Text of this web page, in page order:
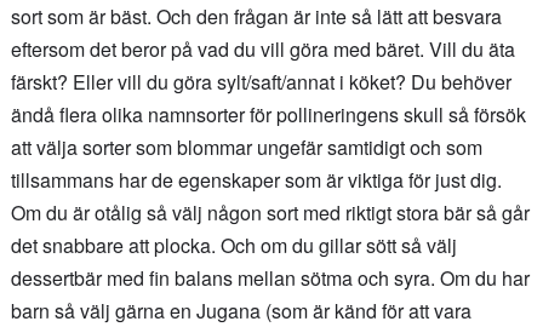
sort som är bäst. Och den frågan är inte så lätt att besvara
eftersom det beror på vad du vill göra med bäret. Vill du äta
färskt? Eller vill du göra sylt/saft/annat i köket? Du behöver
ändå flera olika namnsorter för pollineringens skull så försök
att välja sorter som blommar ungefär samtidigt och som
tillsammans har de egenskaper som är viktiga för just dig.
Om du är otålig så välj någon sort med riktigt stora bär så går
det snabbare att plocka. Och om du gillar sött så välj
dessertbär med fin balans mellan sötma och syra. Om du har
barn så välj gärna en Jugana (som är känd för att vara